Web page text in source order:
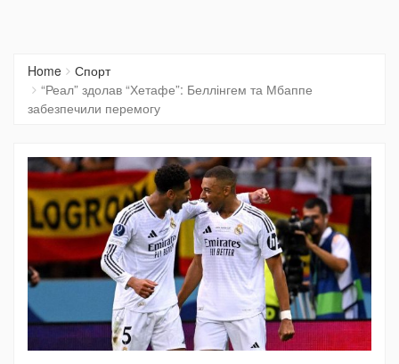
Home
Спорт
“Реал” здолав “Хетафе”: Беллінгем та Мбаппе
забезпечили перемогу